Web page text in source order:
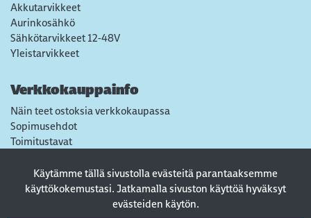
Käytämme tällä sivustolla evästeitä parantaaksemme
käyttökokemustasi. Jatkamalla sivuston käyttöä hyväksyt
evästeiden käytön.
Akkutarvikkeet
Aurinkosähkö
Sähkötarvikkeet 12-48V
Yleistarvikkeet
Verkkokauppainfo
Näin teet ostoksia verkkokaupassa
Sopimusehdot
Toimitustavat
Tietosuojaseloste
Usein kysytyt kysymykset